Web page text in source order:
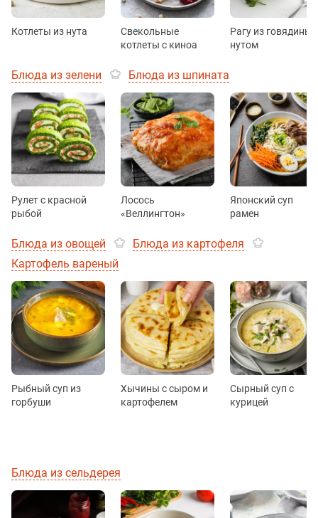
Котлеты из нута
Свекольные
котлеты с киноа
Рагу из говядины
нутом
Блюда из зелени Блюда из шпината
Рулет с красной
рыбой
Лосось
«Веллингтон»
Японский суп
рамен
Блюда из овощей
Блюда из картофеля
Картофель вареный
Рыбный суп из
горбуши
Хычины с сыром и
картофелем
Сырный суп с
курицей
Блюда из сельдерея